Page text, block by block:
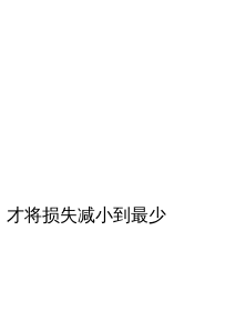
才将损失减小到最少